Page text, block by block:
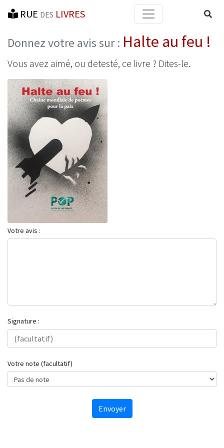
RUE DES LIVRES
Donnez votre avis sur : Halte au feu !
Vous avez aimé, ou detesté, ce livre ? Dites-le.
Votre avis :
Signature :
Votre note (facultatif)
Envoyer